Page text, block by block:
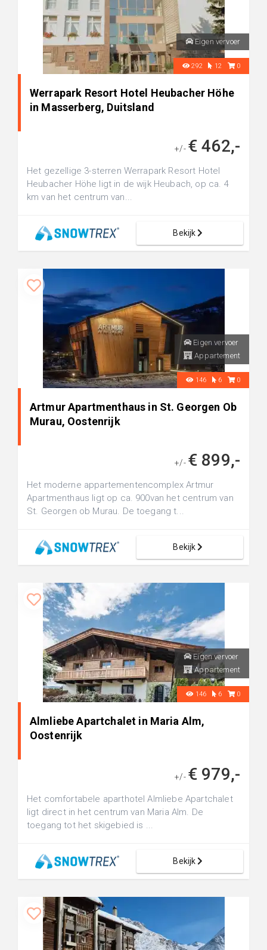
Eigen vervoer
292 12 0
Werrapark Resort Hotel Heubacher Höhe
in Masserberg, Duitsland
+/- € 462,-
Het gezellige 3-sterren Werrapark Resort Hotel
Heubacher Höhe ligt in de wijk Heubach, op ca. 4
km van het centrum van...
Bekijk
Eigen vervoer
Appartement
146 6 0
Artmur Apartmenthaus in St. Georgen Ob
Murau, Oostenrijk
+/- € 899,-
Het moderne appartementencomplex Artmur
Apartmenthaus ligt op ca. 900van het centrum van
St. Georgen ob Murau. De toegang t...
Bekijk
Eigen vervoer
Appartement
146 6 0
Almliebe Apartchalet in Maria Alm,
Oostenrijk
+/- € 979,-
Het comfortabele aparthotel Almliebe Apartchalet
ligt direct in het centrum van Maria Alm. De
toegang tot het skigebied is ...
Bekijk